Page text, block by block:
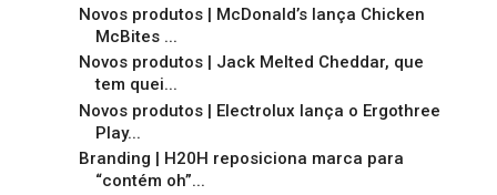
Novos produtos | McDonald’s lança Chicken
McBites ...
Novos produtos | Jack Melted Cheddar, que
tem quei...
Novos produtos | Electrolux lança o Ergothree
Play...
Branding | H20H reposiciona marca para
“contém oh”...